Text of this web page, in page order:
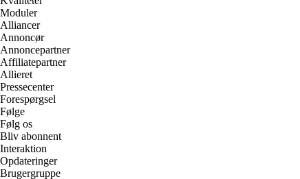
Moduler
Alliancer
Annoncør
Annoncepartner
Affiliatepartner
Allieret
Pressecenter
Forespørgsel
Følge
Følg os
Bliv abonnent
Interaktion
Opdateringer
Brugergruppe